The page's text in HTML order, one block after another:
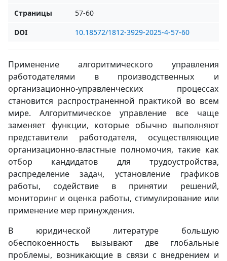
Страницы
57-60
DOI
10.18572/1812-3929-2025-4-57-60
Применение алгоритмического управления
работодателями в производственных и
организационно-управленческих процессах
становится распространенной практикой во всем
мире. Алгоритмическое управление все чаще
заменяет функции, которые обычно выполняют
представители работодателя, осуществляющие
организационно-властные полномочия, такие как
отбор кандидатов для трудоустройства,
распределение задач, установление графиков
работы, содействие в принятии решений,
мониторинг и оценка работы, стимулирование или
применение мер принуждения.
В юридической литературе большую
обеспокоенность вызывают две глобальные
проблемы, возникающие в связи с внедрением и